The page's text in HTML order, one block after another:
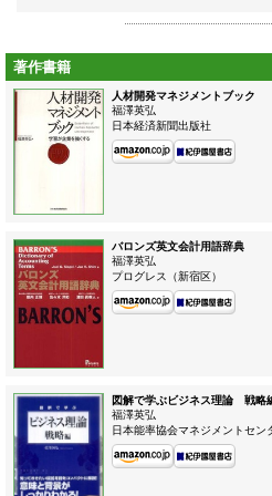
著作書籍
人材開発マネジメントブック
福澤英弘
日本経済新聞出版社
バロンズ英文会計用語辞典
福澤英弘
プログレス（新宿区）
図解で学ぶビジネス理論 戦略
福澤英弘
日本能率協会マネジメントセン